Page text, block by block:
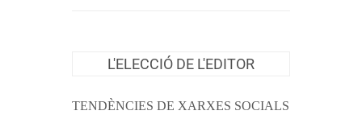
L'ELECCIÓ DE L'EDITOR
TENDÈNCIES DE XARXES SOCIALS